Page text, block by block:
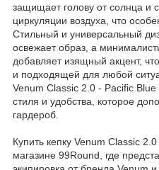
защищает голову от солнца и
циркуляции воздуха, что
Стильный и универсальный
освежает образ, а
добавляет изящный акцент,
и подходящей для любой
Venum Classic 2.0 - Pacific
стиля и удобства, которое
гардероб.
Купить кепку Venum Classic
магазине 99Round, где